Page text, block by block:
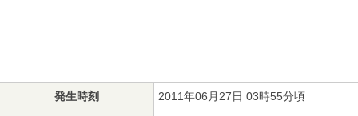
発生時刻 2011年06月27日 03時55分頃